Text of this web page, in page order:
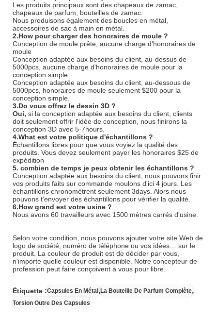
Les produits principaux sont des chapeaux de zamac,
chapeaux de parfum, bouteilles de zamac.
Nous produisons également des boucles en métal,
accessoires de sac à main en métal.
2.How pour charger des honoraires de moule ?
Conception de moule prête, aucune charge d'honoraires de
moule
Conception adaptée aux besoins du client, au-dessus de
5000pcs, aucune charge d'honoraires de moule pour la
conception simple.
Conception adaptée aux besoins du client, au-dessous de
5000pcs, honoraires de moule seulement $200 pour la
conception simple.
3.Do vous offrez le dessin 3D ?
Oui, si la conception adaptée aux besoins du client, clients
doit seulement offrir l'idée de conception, nous finirons la
conception 3D avec 5-7hours.
4.What est votre politique d'échantillons ?
Échantillons libres pour que vous voyiez la qualité des
produits. Vous devez seulement payer les honoraires $25 de
expédition
5. combien de temps je peux obtenir les échantillons ?
Conception adaptée aux besoins du client, nous pouvons finir
vos produits faits sur commande moulons d'ici 4 jours. Les
échantillons chronomètrent seulement 3days. Alors nous
pouvons t'envoyer des échantillons pour vérifier la qualité.
6.How grand est votre usine ?
Nous avons 60 travailleurs avec 1500 mètres carrés d'usine.
Selon votre condition, nous pouvons ajouter votre site Web de
logo de société, numéro de téléphone ou vos idées… sur le
produit. La couleur de produit est de décider par vous,
n'importe quelle couleur est disponible. Notre concepteur de
profession peut faire conçoivent à vous pour libre.
Étiquette :Capsules En Métal ,La Bouteille De Parfum Complète,
Torsion Outre Des Capsules